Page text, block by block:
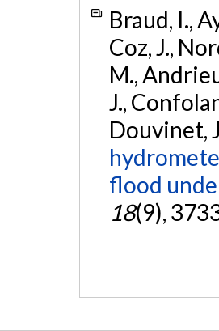
Braud, I.,
Coz, J.,
M.,
J.,
Douvinet,
flood
18(9),